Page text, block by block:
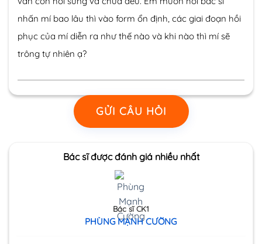
nhấn mí bao lâu thì vào form ổn định, các giai đoạn hồi
phục của mí diễn ra như thế nào và khi nào thì mí sẽ
trông tự nhiên ạ?
GỬI CÂU HỎI
Bác sĩ được đánh giá nhiều nhất
Bác sĩ CK1
PHÙNG MẠNH CƯỜNG